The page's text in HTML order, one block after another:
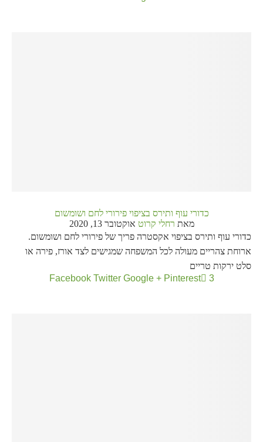
כדורי עוף ותירס בציפוי פירורי לחם ושומשום
מאת רחלי קרוט אוקטובר 13, 2020
כדורי עוף ותירס בציפוי אקסטרה פריך של פירורי לחם ושומשום.
ארוחת צהריים מעולה לכל המשפחה שמגישים לצד אורז, פירה או
סלט ירקות טריים
3
Facebook Twitter Google + Pinterest